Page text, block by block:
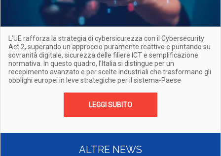
L’UE rafforza la strategia di cybersicurezza con il Cybersecurity
Act 2, superando un approccio puramente reattivo e puntando su
sovranità digitale, sicurezza delle filiere ICT e semplificazione
normativa. In questo quadro, l’Italia si distingue per un
recepimento avanzato e per scelte industriali che trasformano gli
obblighi europei in leve strategiche per il sistema-Paese
LEGGI SUBITO
ALTRE NEWS